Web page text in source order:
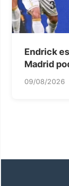
Endrick
Madrid
09/08/2026